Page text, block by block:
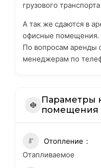
грузового
А так же сдаются в
офисные помещения.
По вопросам аренды
менеджерам по
Параметры
помещения
Отопление
Отапливаемое